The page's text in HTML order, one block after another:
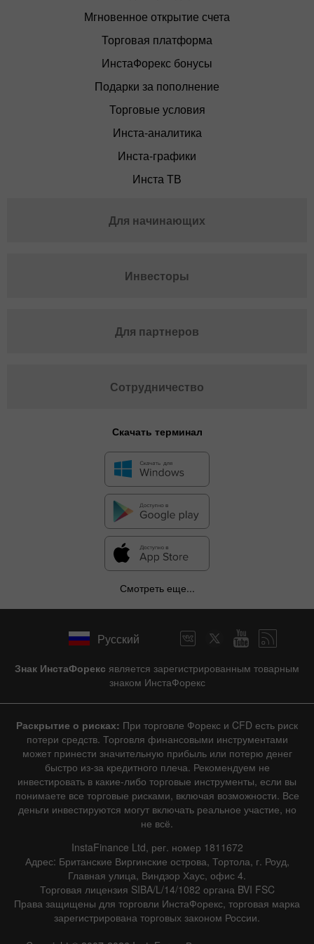
Мгновенное открытие счета
Торговая платформа
ИнстаФорекс бонусы
Подарки за пополнение
Торговые условия
Инста-аналитика
Инста-графики
Инста ТВ
Для начинающих
Инвесторы
Для партнеров
Сотрудничество
Скачать терминал
Смотреть еще...
Русский
Знак ИнстаФорекс является зарегистрированным товарным
знаком ИнстаФорекс
Раскрытие о рисках: При торговле Форекс и CFD есть риск
потери средств. Торговля финансовыми инструментами
может принести значительную прибыль или потерю денег
быстро из-за кредитного плеча. Рекомендуем не
инвестировать в какие-либо торговые инструменты, если вы
понимаете все торговые рисками, включая возможности. Все
деньги инвестируются могут включать реальное участие, но
не всё.
InstaFinance Ltd, рег. номер 1811672
Адрес: Британские Виргинские острова, Тортола, г. Роуд,
Главная улица, Виндзор Хаус, офис 4.
Торговая лицензия SIBA/L/14/1082 органа BVI FSC
Права защищены для торговли ИнстаФорекс, торговая марка
зарегистрирована торговых законом России.